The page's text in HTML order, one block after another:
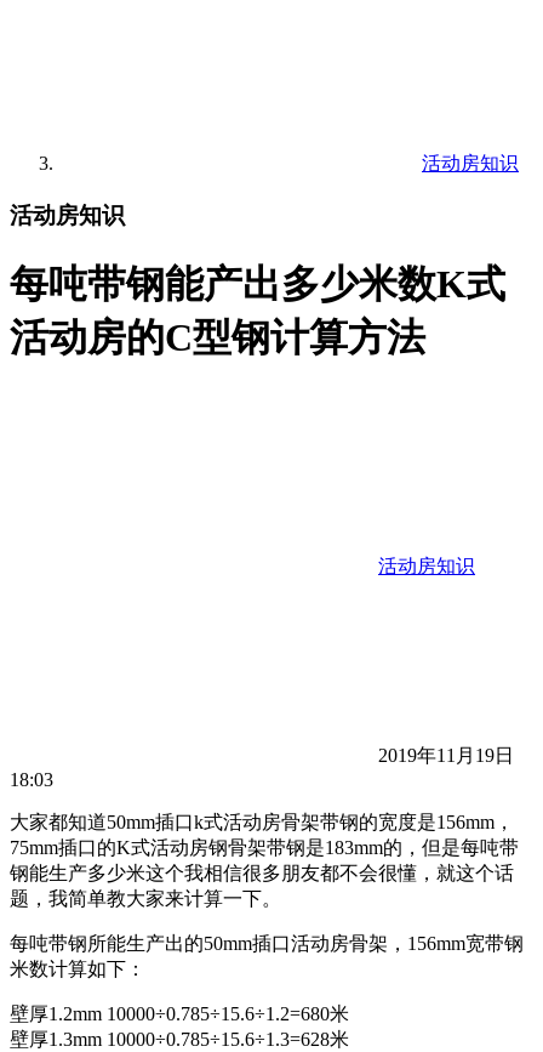
活动房知识
活动房知识
每吨带钢能产出多少米数K式
活动房的C型钢计算方法
活动房知识
2019年11月19日
18:03
大家都知道50mm插口k式活动房骨架带钢的宽度是156mm，
75mm插口的K式活动房钢骨架带钢是183mm的，但是每吨带
钢能生产多少米这个我相信很多朋友都不会很懂，就这个话
题，我简单教大家来计算一下。
每吨带钢所能生产出的50mm插口活动房骨架，156mm宽带钢
米数计算如下：
壁厚1.2mm 10000÷0.785÷15.6÷1.2=680米
壁厚1.3mm 10000÷0.785÷15.6÷1.3=628米